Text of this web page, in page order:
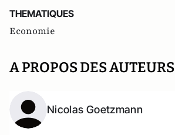
THEMATIQUES
Economie
A PROPOS DES AUTEURS
Nicolas Goetzmann